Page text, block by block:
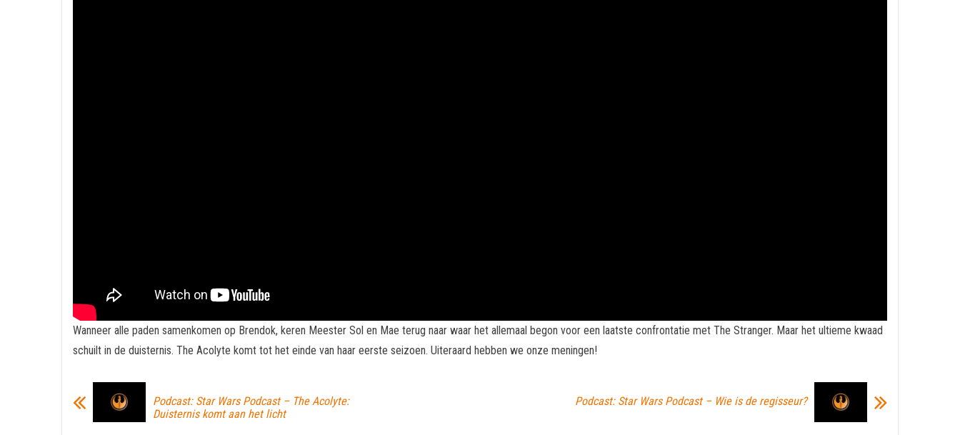
Wanneer alle paden samenkomen op Brendok, keren Meester Sol en Mae terug naar waar het allemaal begon voor een laatste confrontatie met The Stranger. Maar het ultieme kwaad
schuilt in de duisternis. The Acolyte komt tot het einde van haar eerste seizoen. Uiteraard hebben we onze meningen!
Podcast: Star Wars Podcast – The Acolyte:
Duisternis komt aan het licht
Podcast: Star Wars Podcast – Wie is de regisseur?